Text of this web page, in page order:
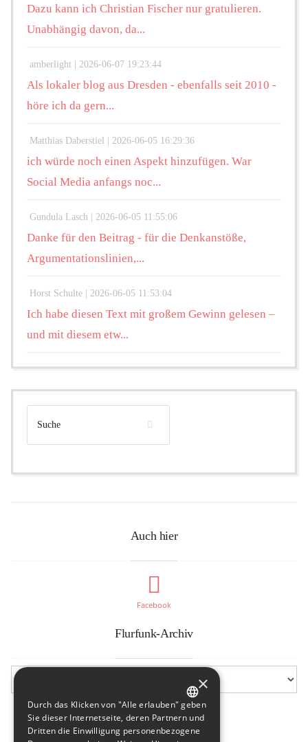
Dazu kann ich Christian Fischer nur gratulieren.
Unabhängig davon, da...
amberlight | 2026-06-07 19:23:44
Als lokaler blog aus Dresden - ebenfalls seit 2010 -
höre ich da gern...
Matthias Daberstiel | 2026-06-05 16:29:36
ich würde noch einen Aspekt hinzufügen. War
Social Media anfangs noc...
Gundula Lasch | 2026-06-05 11:55:06
Danke für den Beitrag - für die Denkanstöße,
Argumentationslinien,...
Horst Schulte | 2026-06-05 11:53:04
Ich habe diesen Text mit großem Gewinn gelesen –
und mit diesem etw...
Auch hier
Facebook
Flurfunk-Archiv
GERMAN
ENGLISH
×
Durch das Klicken von "Alle erlauben" geben
Sie dieser Internetseite, deren Partnern und
Dritten die Einwilligung personenbezogene